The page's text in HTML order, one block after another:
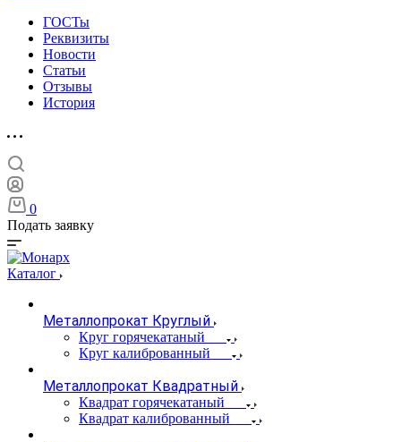
ГОСТы
Реквизиты
Новости
Статьи
Отзывы
История
0
Подать заявку
Каталог
Металлопрокат Круглый
Круг горячекатаный
Круг калиброванный
Металлопрокат Квадратный
Квадрат горячекатаный
Квадрат калиброванный